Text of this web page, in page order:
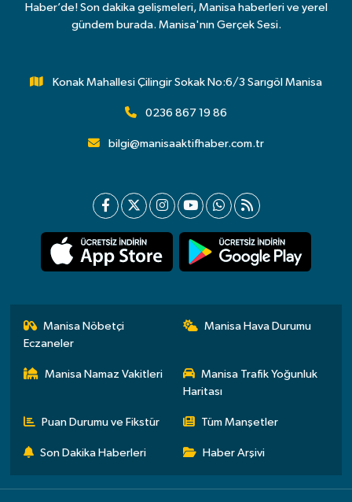
Haber’de! Son dakika gelişmeleri, Manisa haberleri ve yerel
gündem burada. Manisa'nın Gerçek Sesi.
Konak Mahallesi Çilingir Sokak No:6/3 Sarıgöl Manisa
0236 867 19 86
bilgi@manisaaktifhaber.com.tr
Manisa Nöbetçi
Eczaneler
Manisa Hava Durumu
Manisa Namaz Vakitleri
Manisa Trafik Yoğunluk
Haritası
Puan Durumu ve Fikstür Tüm Manşetler
Son Dakika Haberleri Haber Arşivi